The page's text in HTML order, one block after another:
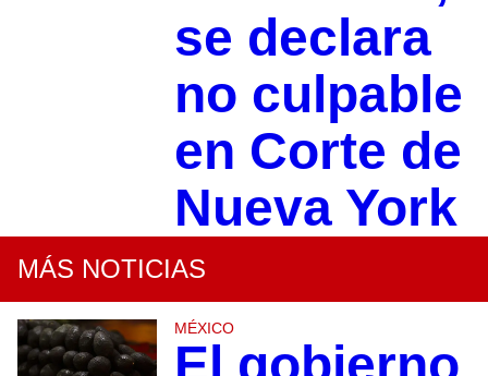
se declara
no culpable
en Corte de
Nueva York
MÁS NOTICIAS
MÉXICO